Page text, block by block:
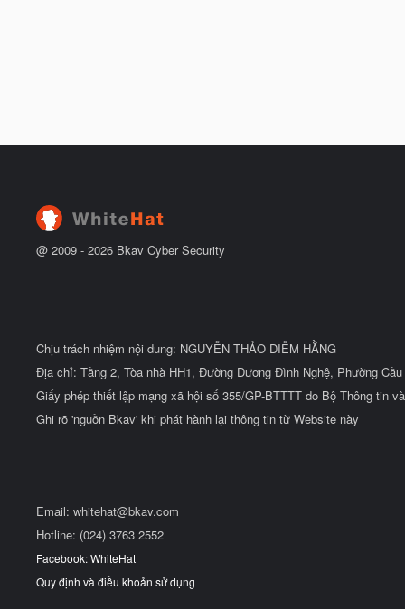
@ 2009 - 2026 Bkav Cyber Security
Chịu trách nhiệm nội dung: NGUYỄN THẢO DIỄM HẰNG
Địa chỉ: Tầng 2, Tòa nhà HH1, Đường Dương Đình Nghệ, Phường
Giấy phép thiết lập mạng xã hội số 355/GP-BTTTT do Bộ Thông tin
Ghi rõ 'nguồn Bkav' khi phát hành lại thông tin từ Website này
Email: whitehat@bkav.com
Hotline: (024) 3763 2552
Facebook: WhiteHat
Quy định và điều khoản sử dụng